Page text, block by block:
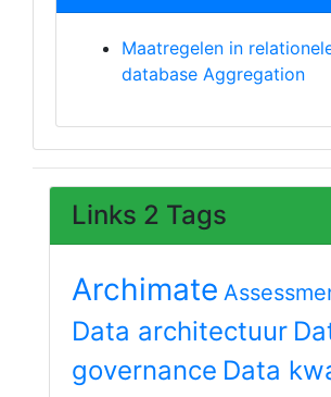
Maatregelen in
database Aggregation
Links 2 Tags
Archimate
Data architectuur
governance Data